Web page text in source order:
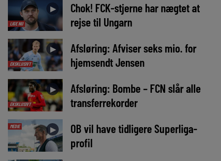
LIGE NU
►
Chok! FCK-stjerne har nægtet at
rejse til Ungarn
EKSKLUSIVT
►
Afsløring: Afviser seks mio. for
hjemsendt Jensen
EKSKLUSIVT
►
Afsløring: Bombe – FCN slår alle
transferrekorder
MEDIE ►
OB vil have tidligere Superliga-
profil